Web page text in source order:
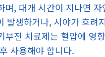
, 대개 시간이 지나면
생하거나, 시야가 흐려
전 치료제는 혈압에 영
사용해야 합니다.